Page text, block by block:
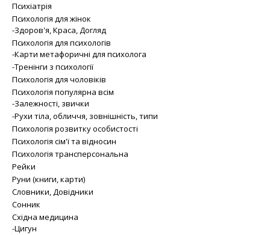
Психіатрія
Психологія для жінок
-Здоров'я, Краса, Догляд
Психологія для психологів
-Карти метафоричні для психолога
-Тренінги з психології
Психологія для чоловіків
Психологія популярна всім
-Залежності, звички
-Рухи тіла, обличчя, зовнішність, типи
Психологія розвитку особистості
Психологія сім'ї та відносин
Психологія трансперсональна
Рейки
Руни (книги, карти)
Словники, Довідники
Сонник
Східна медицина
-Цигун